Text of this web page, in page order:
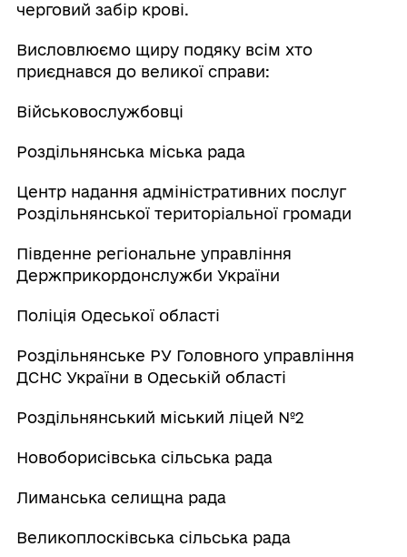
черговий забір крові.
Висловлюємо щиру подяку всім хто
приєднався до великої справи:
Військовослужбовці
Роздільнянська міська рада
Центр надання адміністративних послуг
Роздільнянської територіальної громади
Південне регіональне управління
Держприкордонслужби України
Поліція Одеської області
Роздільнянське РУ Головного управління
ДСНС України в Одеській області
Роздільнянський міський ліцей №2
Новоборисівська сільська рада
Лиманська селищна рада
Великоплосківська сільська рада